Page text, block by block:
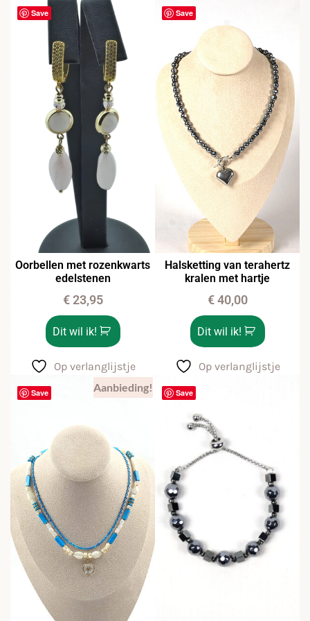
Save
Oorbellen met rozenkwarts
edelstenen
€23,95
Dit wil ik!
Op verlanglijstje
Save
Halsketting van terahertz
kralen met hartje
€40,00
Dit wil ik!
Op verlanglijstje
Save Aanbieding! Save